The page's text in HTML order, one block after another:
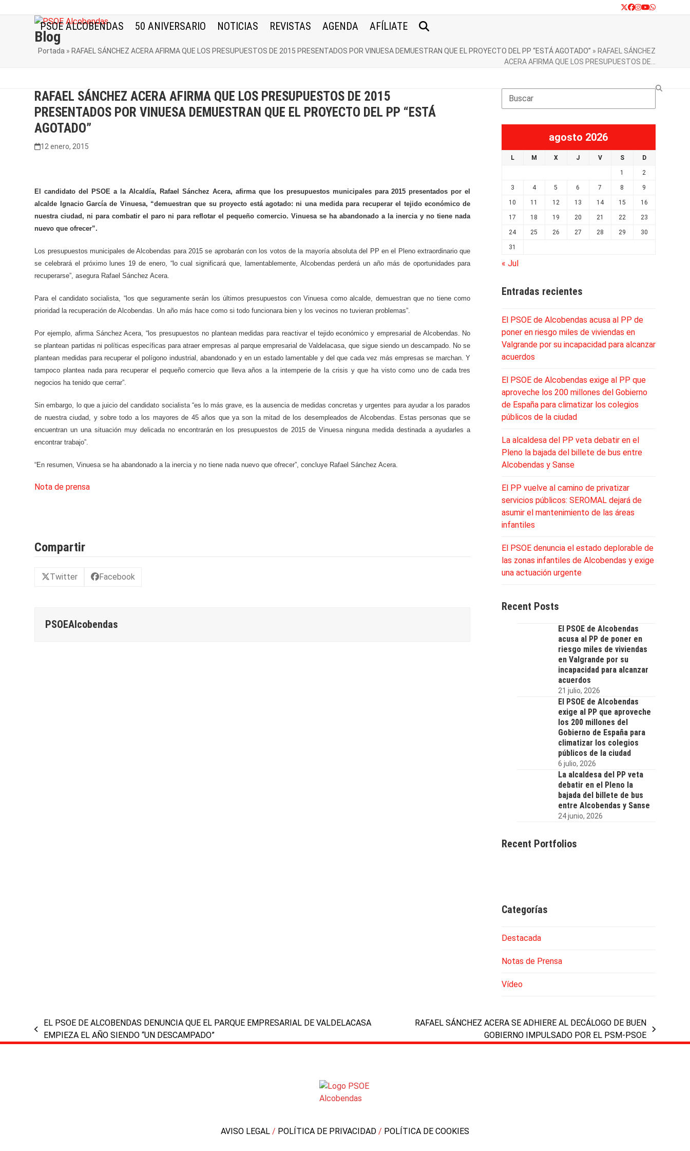
Twitter
Facebook
Instagram
YouTube
Whatsapp
PSOE ALCOBENDAS 50 ANIVERSARIO NOTICIAS REVISTAS AGENDA AFÍLIATE
Blog
Portada » RAFAEL SÁNCHEZ ACERA AFIRMA QUE LOS PRESUPUESTOS DE 2015 PRESENTADOS POR VINUESA DEMUESTRAN QUE EL PROYECTO DEL PP “ESTÁ AGOTADO” » RAFAEL SÁNCHEZ
ACERA AFIRMA QUE LOS PRESUPUESTOS DE…
RAFAEL SÁNCHEZ ACERA AFIRMA QUE LOS PRESUPUESTOS DE 2015
PRESENTADOS POR VINUESA DEMUESTRAN QUE EL PROYECTO DEL PP “ESTÁ
AGOTADO”
12 enero, 2015
El candidato del PSOE a la Alcaldía, Rafael Sánchez Acera, afirma que los presupuestos municipales para 2015 presentados por el
alcalde Ignacio García de Vinuesa, “demuestran que su proyecto está agotado: ni una medida para recuperar el tejido económico de
nuestra ciudad, ni para combatir el paro ni para reflotar el pequeño comercio. Vinuesa se ha abandonado a la inercia y no tiene nada
nuevo que ofrecer”.
Los presupuestos municipales de Alcobendas para 2015 se aprobarán con los votos de la mayoría absoluta del PP en el Pleno extraordinario que
se celebrará el próximo lunes 19 de enero, “lo cual significará que, lamentablemente, Alcobendas perderá un año más de oportunidades para
recuperarse”, asegura Rafael Sánchez Acera.
Para el candidato socialista, “los que seguramente serán los últimos presupuestos con Vinuesa como alcalde, demuestran que no tiene como
prioridad la recuperación de Alcobendas. Un año más hace como si todo funcionara bien y los vecinos no tuvieran problemas”.
Por ejemplo, afirma Sánchez Acera, “los presupuestos no plantean medidas para reactivar el tejido económico y empresarial de Alcobendas. No
se plantean partidas ni políticas específicas para atraer empresas al parque empresarial de Valdelacasa, que sigue siendo un descampado. No se
plantean medidas para recuperar el polígono industrial, abandonado y en un estado lamentable y del que cada vez más empresas se marchan. Y
tampoco plantea nada para recuperar el pequeño comercio que lleva años a la intemperie de la crisis y que ha visto como uno de cada tres
negocios ha tenido que cerrar”.
Sin embargo, lo que a juicio del candidato socialista “es lo más grave, es la ausencia de medidas concretas y urgentes para ayudar a los parados
de nuestra ciudad, y sobre todo a los mayores de 45 años que ya son la mitad de los desempleados de Alcobendas. Estas personas que se
encuentran un una situación muy delicada no encontrarán en los presupuestos de 2015 de Vinuesa ninguna medida destinada a ayudarles a
encontrar trabajo”.
“En resumen, Vinuesa se ha abandonado a la inercia y no tiene nada nuevo que ofrecer”, concluye Rafael Sánchez Acera.
Nota de prensa
Compartir
Twitter Facebook
PSOEAlcobendas
Search
agosto 2026
L M X J V S D
1 2
3 4 5 6 7 8 9
10 11 12 13 14 15 16
17 18 19 20 21 22 23
24 25 26 27 28 29 30
31
« Jul
Entradas recientes
El PSOE de Alcobendas acusa al PP de
poner en riesgo miles de viviendas en
Valgrande por su incapacidad para alcanzar
acuerdos
El PSOE de Alcobendas exige al PP que
aproveche los 200 millones del Gobierno
de España para climatizar los colegios
públicos de la ciudad
La alcaldesa del PP veta debatir en el
Pleno la bajada del billete de bus entre
Alcobendas y Sanse
El PP vuelve al camino de privatizar
servicios públicos: SEROMAL dejará de
asumir el mantenimiento de las áreas
infantiles
El PSOE denuncia el estado deplorable de
las zonas infantiles de Alcobendas y exige
una actuación urgente
Recent Posts
El PSOE de Alcobendas
acusa al PP de poner en
riesgo miles de viviendas
en Valgrande por su
incapacidad para alcanzar
acuerdos
21 julio, 2026
El PSOE de Alcobendas
exige al PP que aproveche
los 200 millones del
Gobierno de España para
climatizar los colegios
públicos de la ciudad
6 julio, 2026
La alcaldesa del PP veta
debatir en el Pleno la
bajada del billete de bus
entre Alcobendas y Sanse
24 junio, 2026
Recent Portfolios
Categorías
Destacada
Notas de Prensa
Vídeo
previous
post:
EL PSOE DE ALCOBENDAS DENUNCIA QUE EL PARQUE EMPRESARIAL DE VALDELACASA
EMPIEZA EL AÑO SIENDO “UN DESCAMPADO”
post:
RAFAEL SÁNCHEZ ACERA SE ADHIERE AL DECÁLOGO DE BUEN
GOBIERNO IMPULSADO POR EL PSM-PSOE
AVISO LEGAL / POLÍTICA DE PRIVACIDAD / POLÍTICA DE COOKIES